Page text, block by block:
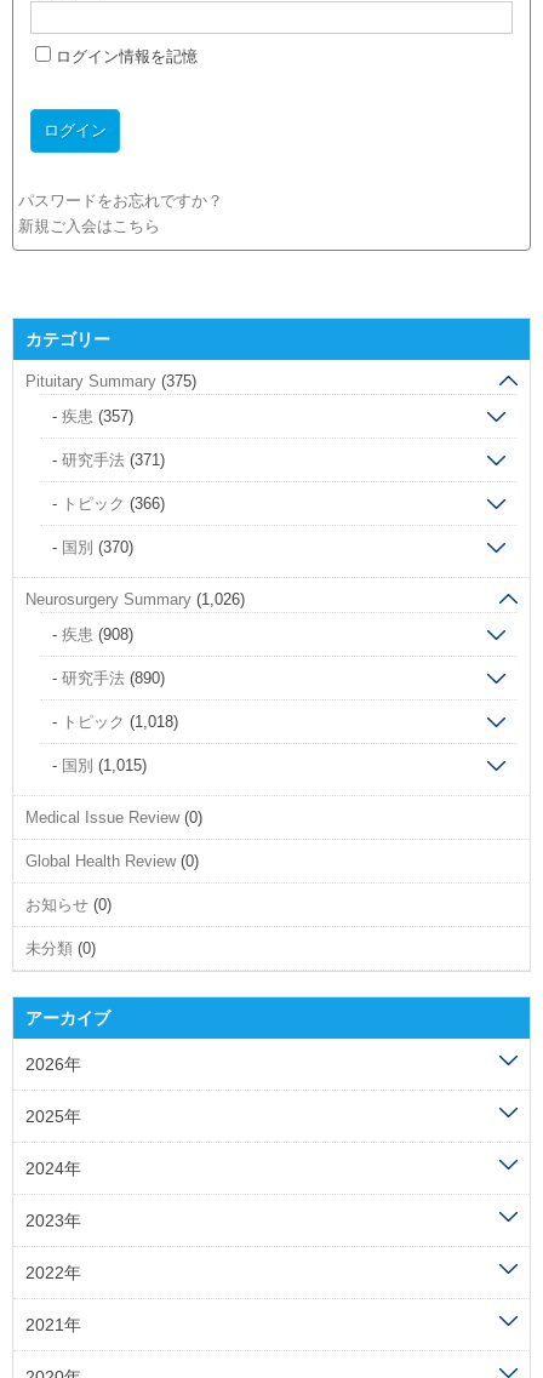
ログイン情報を記憶
パスワードをお忘れですか？
新規ご入会はこちら
カテゴリー
Pituitary Summary (375)
疾患 (357)
研究手法 (371)
トピック (366)
国別 (370)
Neurosurgery Summary (1,026)
疾患 (908)
研究手法 (890)
トピック (1,018)
国別 (1,015)
Medical Issue Review(0)
Global Health Review(0)
お知らせ (0)
未分類 (0)
アーカイブ
2026年
2025年
2024年
2023年
2022年
2021年